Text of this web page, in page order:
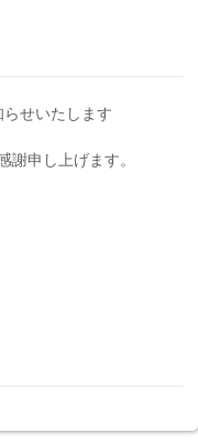
せいたします
謝申し上げます。